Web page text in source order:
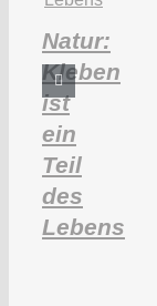
Natur:
Kleben
ist
ein
Teil
des
Lebens